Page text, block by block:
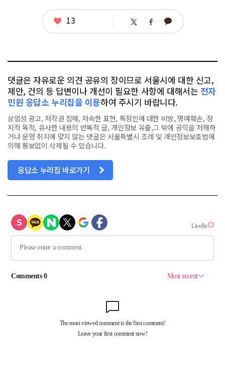
좋
13 트 페 카
댓글은 자유로운 의견 공유의 장이므로 서울시에 대한 신고,
제안, 건의 등 답변이나 개선이 필요한 사항에 대해서는 전자
민원 응답소 누리집을 이용하여 주시기 바랍니다.
상업성 광고, 저작권 침해, 저속한 표현, 특정인에 대한 비방, 명예훼손, 정
치적 목적, 유사한 내용의 반복적 글, 개인정보 유출,그 밖에 공익을 저해하
거나 운영 취지에 맞지 않는 댓글은 서울특별시 조례 및 개인정보보호법에
의해 통보없이 삭제될 수 있습니다.
응답소 누리집 바로가기